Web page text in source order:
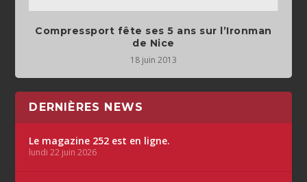
Compressport fête ses 5 ans sur l’Ironman
de Nice
18 juin 2013
DERNIÈRES NEWS
Le magazine 252 est en ligne.
lundi 22 juin 2026